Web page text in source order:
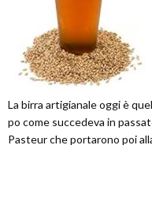
La birra artigianale oggi è
po come succedeva in
Pasteur che portarono poi